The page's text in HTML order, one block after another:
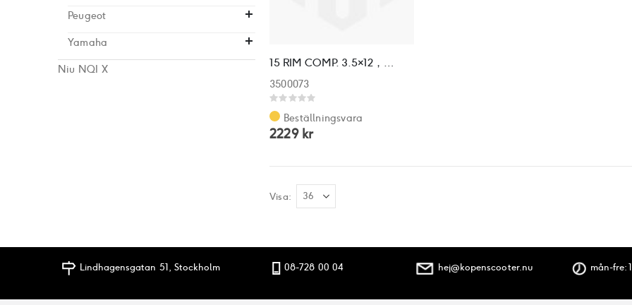
15 RIM COMP. 3.5×12，MODEL 2 REAR DISC
3500073
Rating:
0%
Beställningsvara
2229 kr
Visa
Peugeot
Yamaha
Niu NQI X
Lindhagensgatan 51, Stockholm 08-728 00 04 hej@kopenscooter.nu mån-fre: